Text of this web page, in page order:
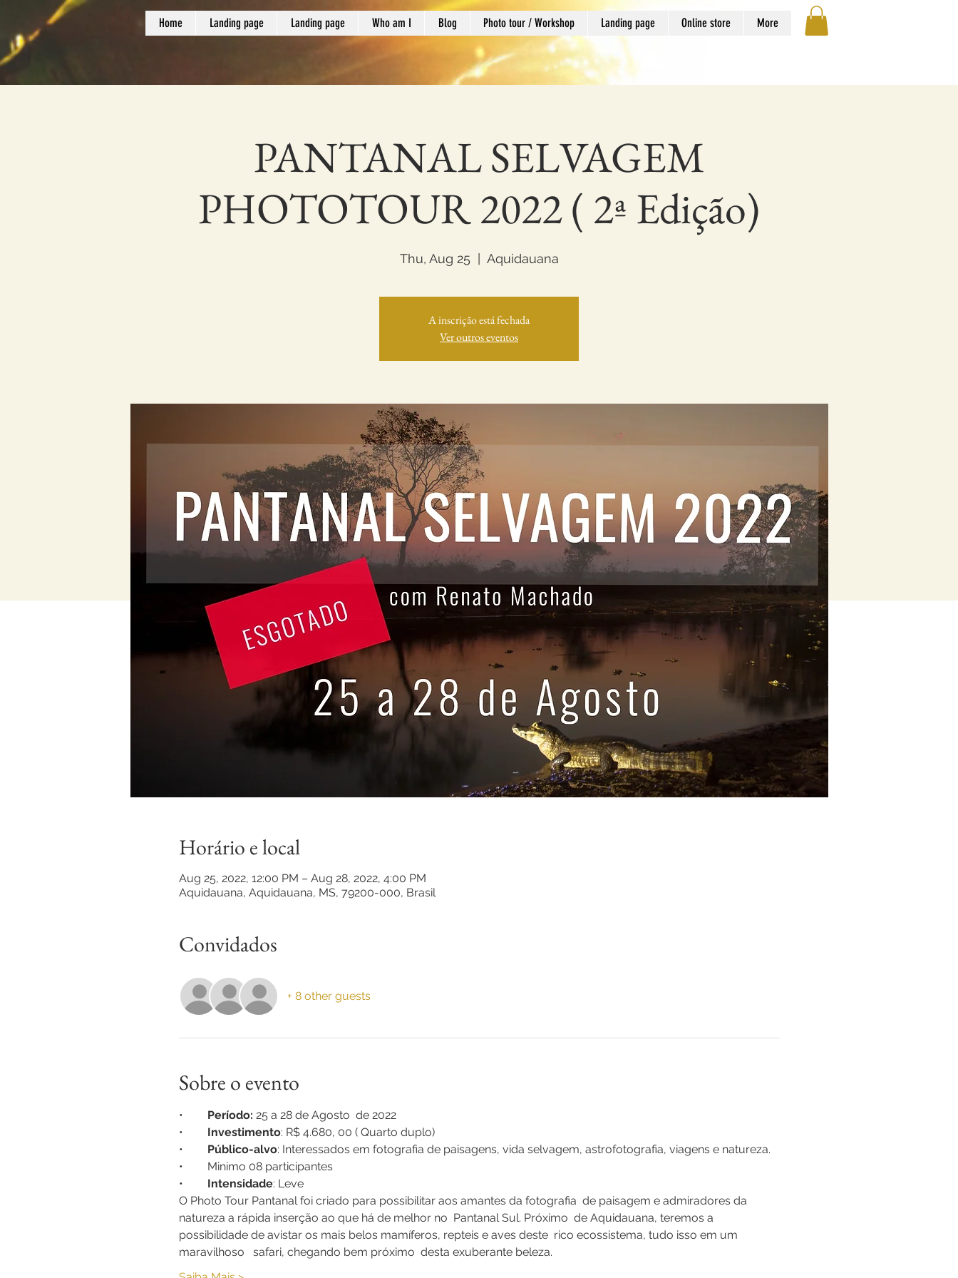
Home Landing page Landing page Who am I Blog Photo tour / Workshop Landing page Online store More
PANTANAL SELVAGEM
PHOTOTOUR 2022 ( 2ª Edição)
Thu, Aug 25
  |
Aquidauana
A inscrição está fechada
Ver outros eventos
Horário e local
Aug 25, 2022, 12:00 PM – Aug 28, 2022, 4:00 PM
Aquidauana, Aquidauana, MS, 79200-000, Brasil
Convidados
+ 8 other guests
Sobre o evento
Período: 25 a 28 de Agosto  de 2022
Investimento: R$ 4.680, 00 ( Quarto duplo)
Público-alvo: Interessados em fotografia de paisagens, vida selvagem, astrofotografia, viagens e natureza.
•	Minimo 08 participantes
Intensidade: Leve
O Photo Tour Pantanal foi criado para possibilitar aos amantes da fotografia  de paisagem e admiradores da
natureza a rápida inserção ao que há de melhor no  Pantanal Sul. Próximo  de Aquidauana, teremos a
possibilidade de avistar os mais belos mamíferos, repteis e aves deste  rico ecossistema, tudo isso em um
maravilhoso   safari, chegando bem próximo  desta exuberante beleza.